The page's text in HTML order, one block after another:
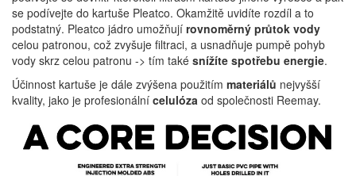
se podívejte do kartuše Pleatco. Okamžitě uvidíte rozdíl a to
podstatný. Pleatco jádro umožňují rovnoměrný průtok vody
celou patronou, což zvyšuje filtraci, a usnadňuje pumpě pohyb
vody skrz celou patronu -> tím také snížíte spotřebu energie.
Účinnost kartuše je dále zvýšena použitím materiálů nejvyšší
kvality, jako je profesionální celulóza od společnosti Reemay.